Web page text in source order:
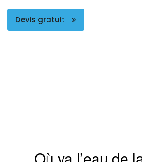
Devis gratuit
Où va l’eau de